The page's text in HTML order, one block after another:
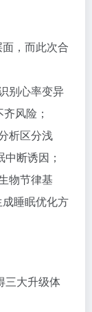
，而此次合
别心率变异
风险；
析区分浅
断诱因；
物节律基
睡眠优化方
三大升级体